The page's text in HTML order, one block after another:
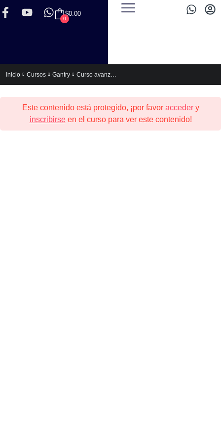
$0.00
0
Inicio Cursos Gantry Curso avanzado de Gantry 5
Este contenido está protegido, ¡por favor accedery
inscribirseen el curso para ver este contenido!